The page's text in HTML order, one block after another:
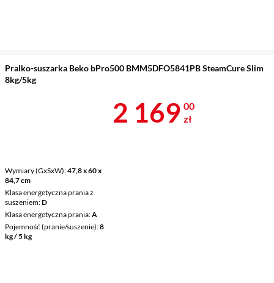
Pralko-suszarka Beko bPro500 BMM5DFO5841PB SteamCure Slim
8kg/5kg
Wymiary (GxSxW) 47,8 x 60 x
84,7 cm
Klasa energetyczna prania z
suszeniem D
Klasa energetyczna prania A
Pojemność (pranie/suszenie) 8
kg / 5 kg
Cena 2 169 zł
2 169 00
zł